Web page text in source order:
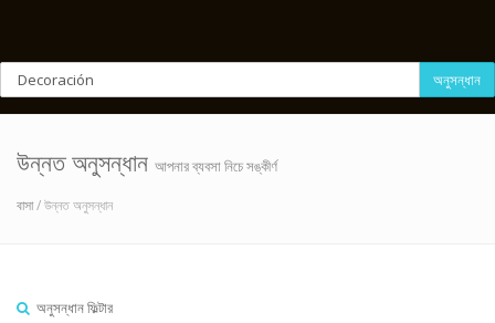
অনুসন্ধান
উন্নত অনুসন্ধান আপনার ব্যবসা নিচে সঙ্কীর্ণ
বাসা/ উন্নত অনুসন্ধান
অনুসন্ধান ফিল্টার